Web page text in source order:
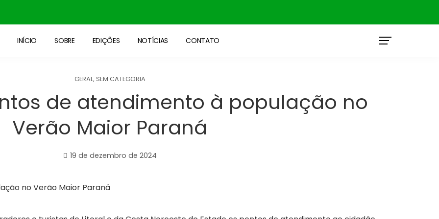
INÍCIO SOBRE EDIÇÕES NOTÍCIAS CONTATO
GERAL, SEM CATEGORIA
de atendimento à população no
Verão Maior Paraná
19 de dezembro de 2024